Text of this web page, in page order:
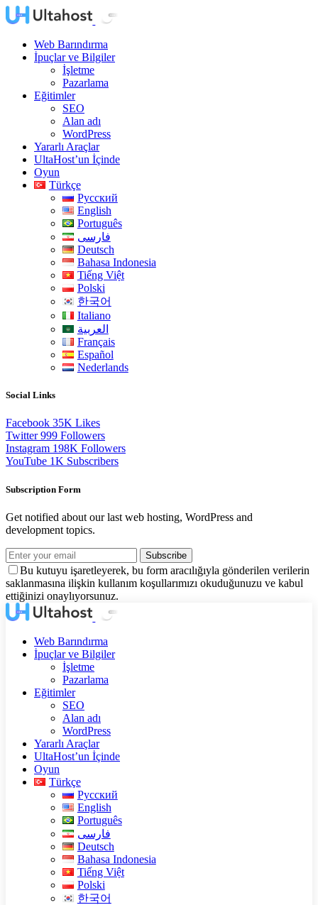
Web Barındırma
İpuçlar ve Bilgiler
İşletme
Pazarlama
Eğitimler
SEO
Alan adı
WordPress
Yararlı Araçlar
UltaHost’un İçinde
Oyun
Türkçe
Русский
English
Português
فارسی
Deutsch
Bahasa Indonesia
Tiếng Việt
Polski
한국어
Italiano
العربية
Français
Español
Nederlands
Social Links
Facebook 35K Likes
Twitter 999 Followers
Instagram 198K Followers
YouTube 1K Subscribers
Subscription Form
Get notified about our last web hosting, WordPress and
development topics.
Subscribe
Bu kutuyu işaretleyerek, bu form aracılığıyla gönderilen verilerin
saklanmasına ilişkin kullanım koşullarımızı okuduğunuzu ve kabul
ettiğinizi onaylıyorsunuz.
Web Barındırma
İpuçlar ve Bilgiler
İşletme
Pazarlama
Eğitimler
SEO
Alan adı
WordPress
Yararlı Araçlar
UltaHost’un İçinde
Oyun
Türkçe
Русский
English
Português
فارسی
Deutsch
Bahasa Indonesia
Tiếng Việt
Polski
한국어